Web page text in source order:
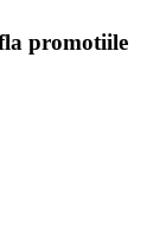
promotiile